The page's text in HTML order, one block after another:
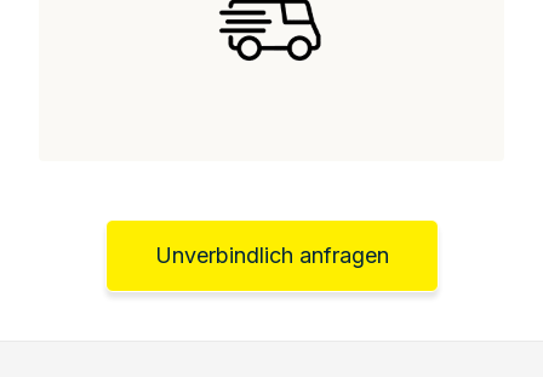
Unverbindlich anfragen